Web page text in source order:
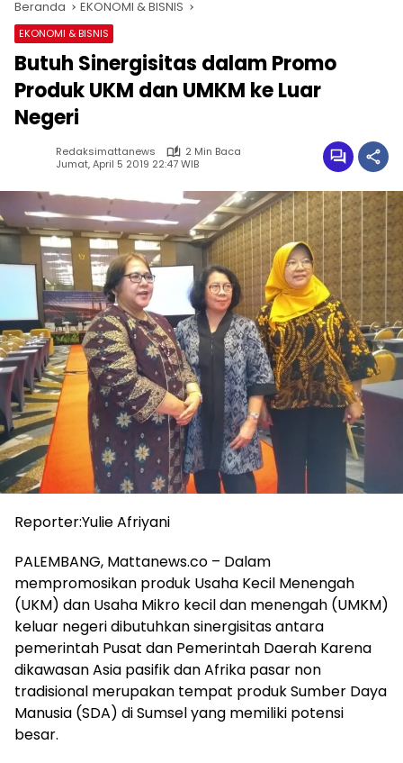
Beranda EKONOMI & BISNIS
EKONOMI & BISNIS
Butuh Sinergisitas dalam Promo
Produk UKM dan UMKM ke Luar
Negeri
Redaksimattanews
2 Min Baca
Jumat, April 5 2019 22:47 WIB
Reporter:Yulie Afriyani
PALEMBANG, Mattanews.co – Dalam
mempromosikan produk Usaha Kecil Menengah
(UKM) dan Usaha Mikro kecil dan menengah (UMKM)
keluar negeri dibutuhkan sinergisitas antara
pemerintah Pusat dan Pemerintah Daerah Karena
dikawasan Asia pasifik dan Afrika pasar non
tradisional merupakan tempat produk Sumber Daya
Manusia (SDA) di Sumsel yang memiliki potensi
besar.